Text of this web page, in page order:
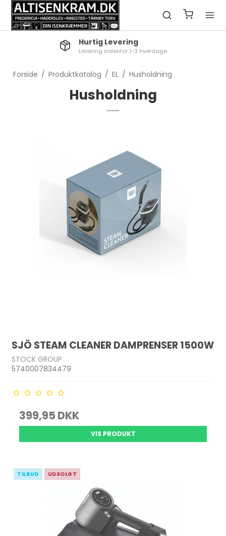
Hurtig Levering
Levering indenfor 1-3 hverdage
Forside / Produktkatalog / EL / Husholdning
Husholdning
SJÖ STEAM CLEANER DAMPRENSER 1500W
STOCK GROUP
5740007834479
399,95 DKK
VIS PRODUKT
TILBUD UDSOLGT